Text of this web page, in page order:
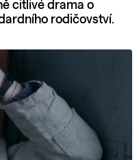
citlivé drama o
rodičovství.